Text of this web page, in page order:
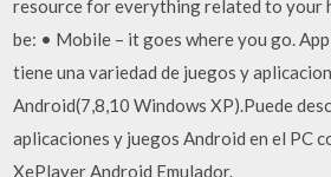
resource for everything related to your
be: • Mobile – it goes where you go.
tiene una variedad de juegos y
Android(7,8,10 Windows XP).Puede
aplicaciones y juegos Android en el PC
XePlayer Android Emulador.